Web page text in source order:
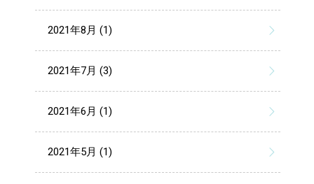
2021年8月 (1)
2021年7月 (3)
2021年6月 (1)
2021年5月 (1)